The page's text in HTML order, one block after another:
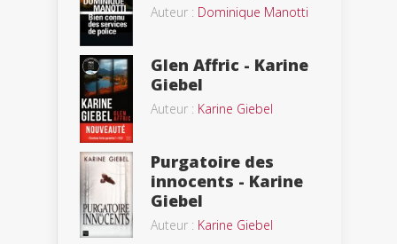
Auteur : Dominique Manotti
Glen Affric - Karine
Giebel
Auteur : Karine Giebel
Purgatoire des
innocents - Karine
Giebel
Auteur : Karine Giebel